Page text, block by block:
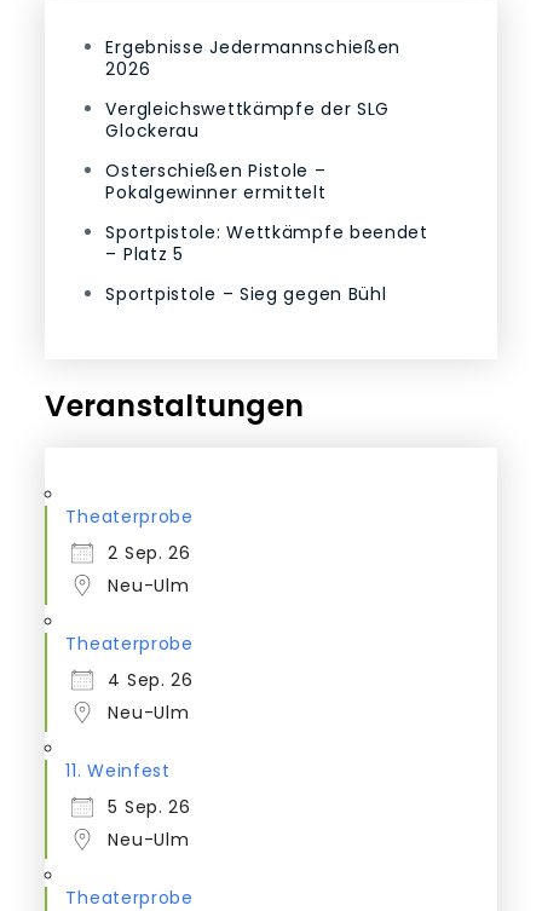
Ergebnisse Jedermannschießen
2026
Vergleichswettkämpfe der SLG
Glockerau
Osterschießen Pistole –
Pokalgewinner ermittelt
Sportpistole: Wettkämpfe beendet
– Platz 5
Sportpistole – Sieg gegen Bühl
Veranstaltungen
Theaterprobe
2 Sep. 26
Neu-Ulm
Theaterprobe
4 Sep. 26
Neu-Ulm
11. Weinfest
5 Sep. 26
Neu-Ulm
Theaterprobe